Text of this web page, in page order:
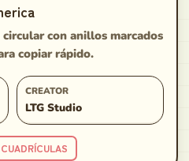
con anillos marcados
copiar rápido.
CREATOR
LTG Studio